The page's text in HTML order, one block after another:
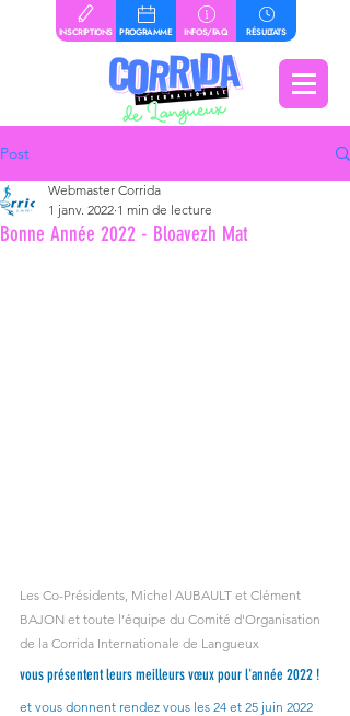
INSCRIPTIONS PROGRAMME INFOS/FAQ RÉSULTATS
Post
Bonne Année 2022 - Bloavezh Mat
Webmaster Corrida
1 janv. 2022 1 min de lecture
Les Co-Présidents, Michel AUBAULT et Clément
BAJON et toute l’équipe du Comité d'Organisation
de la Corrida Internationale de Langueux
vous présentent leurs meilleurs vœux pour l'année 2022 !
et vous donnent rendez vous les 24 et 25 juin 2022